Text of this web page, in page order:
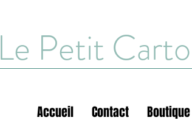
Le Petit
Accueil Contact Boutique